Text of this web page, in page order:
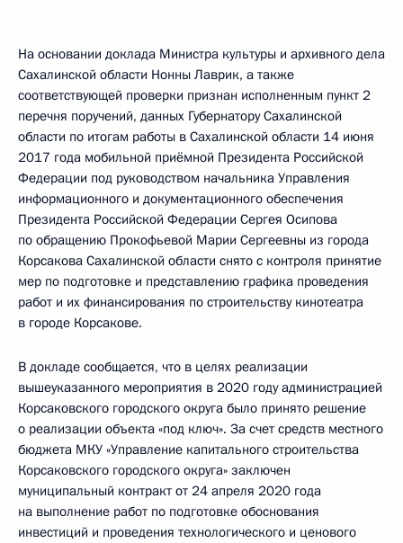
На основании доклада Министра культуры и архивного дела
Сахалинской области Нонны Лаврик, а также
соответствующей проверки признан исполненным пункт 2
перечня поручений, данных Губернатору Сахалинской
области по итогам работы в Сахалинской области 14 июня
2017 года мобильной приёмной Президента Российской
Федерации под руководством начальника Управления
информационного и документационного обеспечения
Президента Российской Федерации Сергея Осипова
по обращению Прокофьевой Марии Сергеевны из города
Корсакова Сахалинской области снято с контроля принятие
мер по подготовке и представлению графика проведения
работ и их финансирования по строительству кинотеатра
в городе Корсакове.
В докладе сообщается, что в целях реализации
вышеуказанного мероприятия в 2020 году администрацией
Корсаковского городского округа было принято решение
о реализации объекта «под ключ». За счет средств местного
бюджета МКУ «Управление капитального строительства
Корсаковского городского округа» заключен
муниципальный контракт от 24 апреля 2020 года
на выполнение работ по подготовке обоснования
инвестиций и проведения технологического и ценового